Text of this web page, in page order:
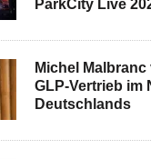
ParkCity Live
Michel
GLP-Vertrieb im
Deutschlands